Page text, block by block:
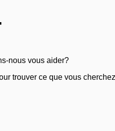
nous vous aider?
trouver ce que vous